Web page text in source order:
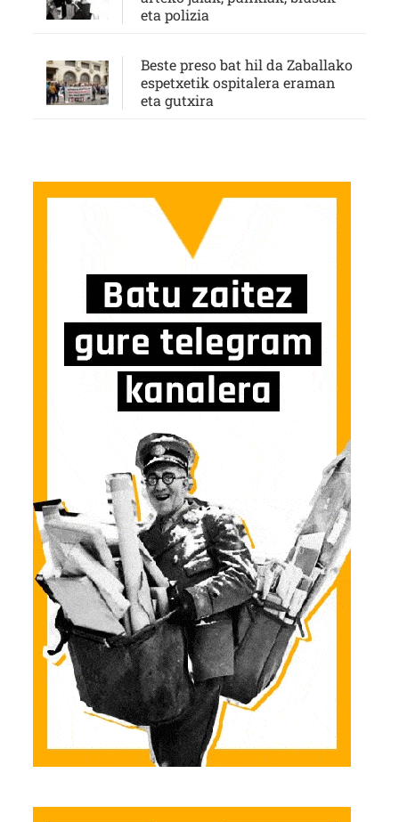
eta polizia
Beste preso bat hil da Zaballako
espetxetik ospitalera eraman
eta gutxira